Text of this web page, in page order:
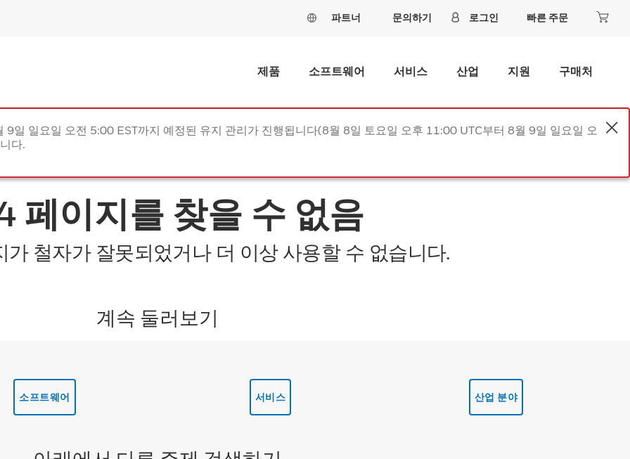
파트너 문의하기 로그인 빠른 주문
제품 소프트웨어 서비스 산업 지원 구매처
일 일요일 오전 5:00 EST까지 예정된 유지 관리가 진행됩니다(8월 8일 토요일 오후 11:00 UTC부터 8월 9일 일요일 오
다.
페이지를 찾을 수 없음
가 철자가 잘못되었거나 더 이상 사용할 수 없습니다.
계속 둘러보기
소프트웨어 서비스 산업 분야